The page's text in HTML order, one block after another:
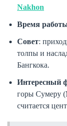
Nakhon
Время
Совет:
толпы и
Бангкока.
Интересный
горы Сумеру
считается